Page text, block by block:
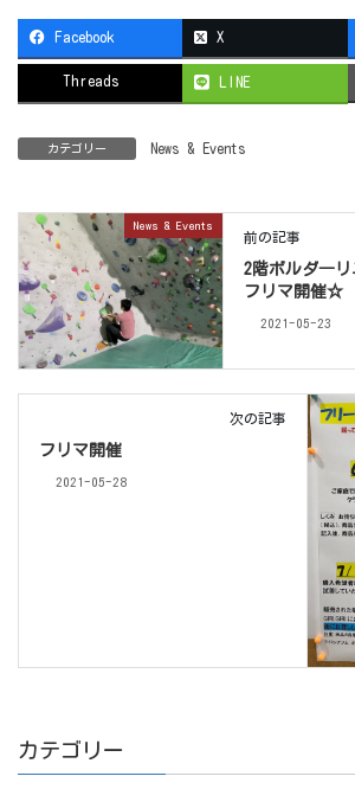
Facebook X
Threads LINE
カテゴリー News & Events
News & Events
前の記事
2階ボルダ―リ
フリマ開催☆
2021-05-23
次の記事
フリマ開催
2021-05-28
カテゴリー